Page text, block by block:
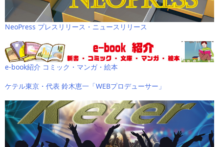
NeoPress プレスリリース・ニュースリリース
e-book紹介 コミック・マンガ・絵本
ケテル東京・代表 鈴木恵一「WEBプロデューサー」